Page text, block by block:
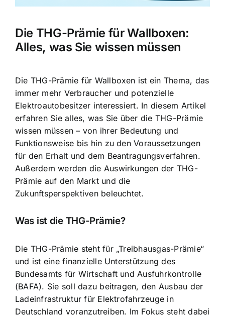
Die THG-Prämie für Wallboxen:
Alles, was Sie wissen müssen
Die THG-Prämie für Wallboxen ist ein Thema, das
immer mehr Verbraucher und potenzielle
Elektroautobesitzer interessiert. In diesem Artikel
erfahren Sie alles, was Sie über die THG-Prämie
wissen müssen – von ihrer Bedeutung und
Funktionsweise bis hin zu den Voraussetzungen
für den Erhalt und dem Beantragungsverfahren.
Außerdem werden die Auswirkungen der THG-
Prämie auf den Markt und die
Zukunftsperspektiven beleuchtet.
Was ist die THG-Prämie?
Die THG-Prämie steht für „Treibhausgas-Prämie“
und ist einefinanzielle Unterstützung des
Bundesamts für Wirtschaft und Ausfuhrkontrolle
(BAFA). Sie soll dazu beitragen, den Ausbau der
Ladeinfrastruktur für Elektrofahrzeuge in
Deutschland voranzutreiben. Im Fokus steht dabei